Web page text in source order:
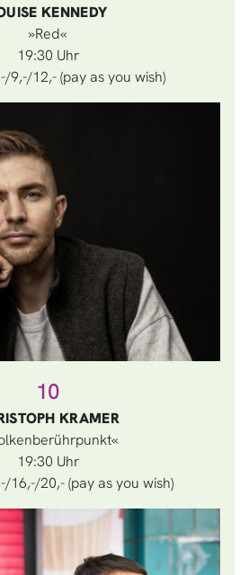
KENNEDY
»Red«
19:30
9,-/12,- (pay as you wish)
10
KRAMER
19:30
16,-/20,- (pay as you wish)